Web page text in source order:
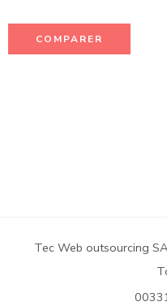
COMPARER
Tec Web outsourcing